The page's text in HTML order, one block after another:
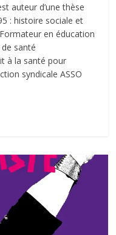
auteur d’une thèse
: histoire sociale et
en éducation
santé
à la santé pour
syndicale ASSO